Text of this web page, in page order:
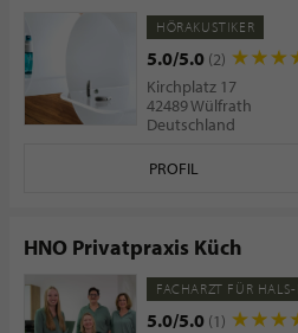
HÖRAKUSTIKER
5.0/5.0 (2)
Kirchplatz 17
42489 Wülfrath
Deutschland
PROFIL
HNO Privatpraxis Küch
FACHARZT FÜR
5.0/5.0 (1)